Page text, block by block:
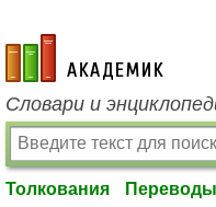
academic.ru
Словари и
Толкования Переводы